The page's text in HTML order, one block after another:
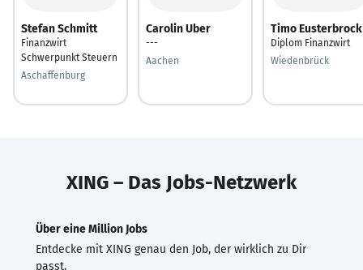
Stefan Schmitt
Finanzwirt
Schwerpunkt Steuern
Aschaffenburg
Carolin Uber
---
Aachen
Timo Eusterbrock
Diplom Finanzwirt
Wiedenbrück
XING – Das Jobs-Netzwerk
Über eine Million Jobs
Entdecke mit XING genau den Job, der wirklich zu Dir
passt.